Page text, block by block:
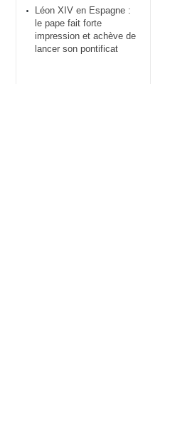
Léon XIV en Espagne :
le pape fait forte
impression et achève de
lancer son pontificat